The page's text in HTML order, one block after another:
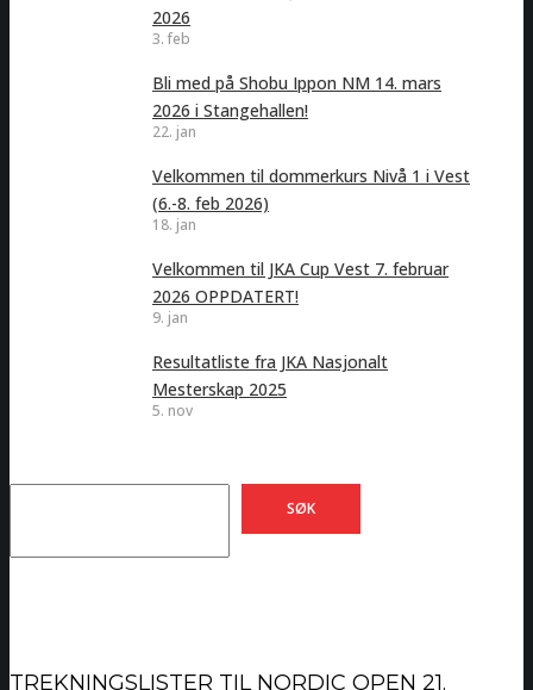
2026
3. feb
Bli med på Shobu Ippon NM 14. mars
2026 i Stangehallen!
22. jan
Velkommen til dommerkurs Nivå 1 i Vest
(6.-8. feb 2026)
18. jan
Velkommen til JKA Cup Vest 7. februar
2026 OPPDATERT!
9. jan
Resultatliste fra JKA Nasjonalt
Mesterskap 2025
5. nov
SØK
TREKNINGSLISTER TIL NORDIC OPEN 21.